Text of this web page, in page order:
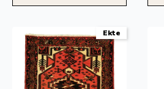
Ekte